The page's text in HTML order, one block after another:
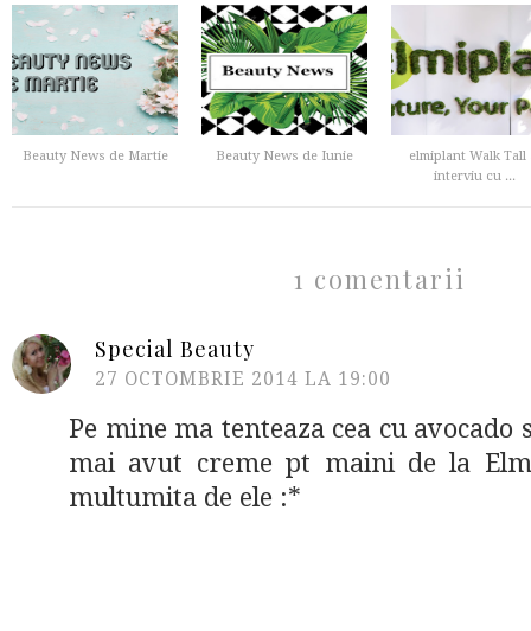
Beauty News de Martie Beauty News de Iunie
elmiplant Walk Tall
interviu cu ...
1 comentarii
Special Beauty
27 OCTOMBRIE 2014 LA 19:00
Pe mine ma tenteaza cea cu avocado
mai avut creme pt maini de la
multumita de ele :*